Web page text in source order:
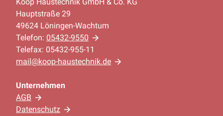
Hauptstraße 29
49624 Löningen-Wachtum
Telefon: 05432-9550
Telefax: 05432-955-11
mail@koop-haustechnik.de
Unternehmen
AGB
Datenschutz